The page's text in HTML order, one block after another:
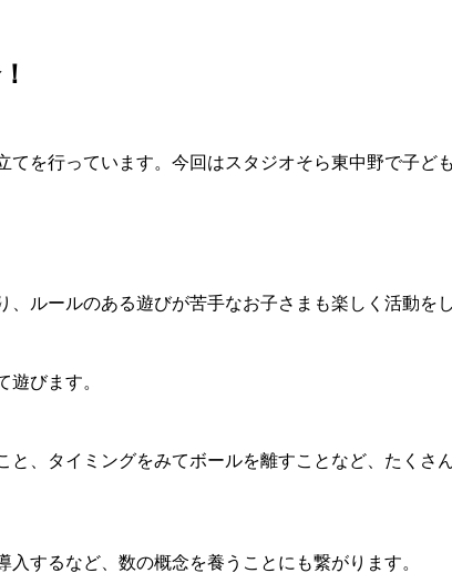
を行っています。今回はスタジオそら東中野で子ど
ルールのある遊びが苦手なお子さまも楽しく活動をし
びます。
、タイミングをみてボールを離すことなど、たくさ
するなど、数の概念を養うことにも繋がります。